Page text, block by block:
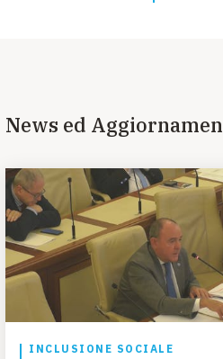
News ed
INCLUSIONE SOCIALE